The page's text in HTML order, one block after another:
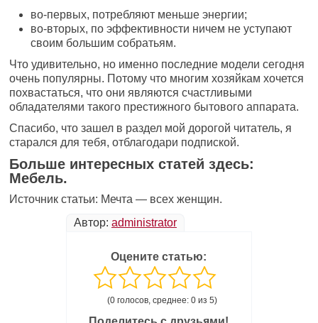
во-первых, потребляют меньше энергии;
во-вторых, по эффективности ничем не уступают
своим большим собратьям.
Что удивительно, но именно последние модели сегодня
очень популярны. Потому что многим хозяйкам хочется
похвастаться, что они являются счастливыми
обладателями такого престижного бытового аппарата.
Спасибо, что зашел в раздел мой дорогой читатель, я
старался для тебя, отблагодари подпиской.
Больше интересных статей здесь:
Мебель.
Источник статьи: Мечта — всех женщин.
Автор: administrator
Оцените статью:
(0 голосов, среднее: 0 из 5)